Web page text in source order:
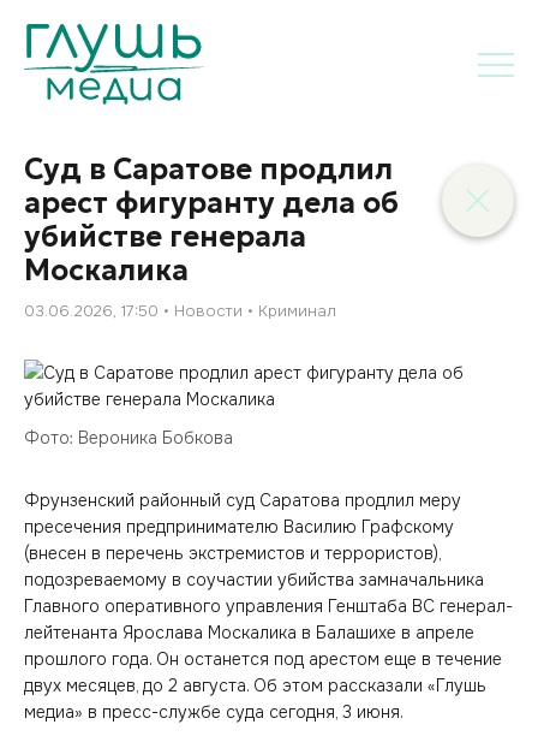
Суд в Саратове продлил
арест фигуранту дела об
убийстве генерала
Москалика
03.06.2026, 17:50 Новости Криминал
Фото: Вероника Бобкова
Фрунзенский районный суд Саратова продлил меру
пресечения предпринимателю Василию Графскому
(внесен в перечень экстремистов и террористов),
подозреваемому в соучастии убийства замначальника
Главного оперативного управления Генштаба ВС генерал-
лейтенанта Ярослава Москалика в Балашихе в апреле
прошлого года. Он останется под арестом еще в течение
двух месяцев, до 2 августа. Об этом рассказали «Глушь
медиа» в пресс-службе суда сегодня, 3 июня.